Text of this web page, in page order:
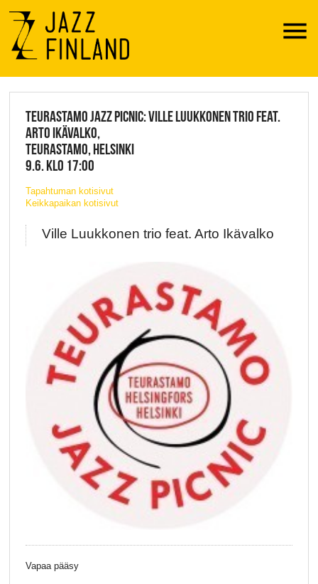
Menu
JAZZ FINLAND LIVE
TEURASTAMO JAZZ PICNIC: VILLE LUUKKONEN TRIO FEAT.
ARTO IKÄVALKO,
TEURASTAMO, HELSINKI
9.6. KLO 17:00
Tapahtuman kotisivut
Keikkapaikan kotisivut
Ville Luukkonen trio feat. Arto Ikävalko
Vapaa pääsy